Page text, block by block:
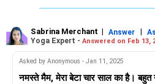
से ध्यान केंद्रित करने के लिए प्रशिक्षित
लेने की क्रिया, तंत्रिका तंत्र को शांत
- निर्देशित ध्यान- माइंडफुलनेस और
अपनी भावनाओं को बेहतर ढंग से प्रबंधित
करने में मदद मिलती है।
Sabrina Merchant | Answer |
Yoga Expert - Answered on Feb 13,
Asked by Anonymous - Jan 11, 2025
नमस्ते मैम, मेरा बेटा चार साल का है। बहुत